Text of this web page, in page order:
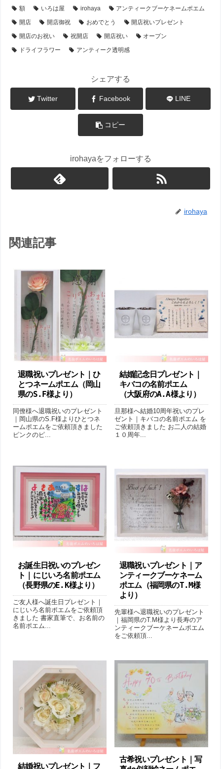
額 いろは屋 irohaya
アンティークブーケネームポエム
開店
開店御祝 おめでとう
開店祝いプレゼント
開店のお祝い
祝開店 開店祝い
オープン
ドライフラワー
アンティーク透明感
シェアする
Twitter Facebook LINE
コピー
irohayaをフォローする
irohaya
関連記事
退職祝いプレゼント｜ひ
とつネームポエム（岡山
県のS.F様より ）
同僚様へ退職祝いのプレゼント
｜岡山県のS.F様よりひとつネ
ームポエムをご依頼頂きました
ピンクのピ...
結婚記念日プレゼント｜
キバコの名前ポエム
（大阪府のA.A様より ）
旦那様へ結婚10周年祝いのプレ
ゼント｜キバコの名前ポエム を
ご依頼頂きました お二人の結婚
１０周年...
お誕生日祝いのプレゼン
ト｜にじいろ名前ポエム
（ 長野県のE.K様より ）
ご友人様へ誕生日プレゼント｜
にじいろ名前ポエムをご依頼頂
きました 書家直筆で、お名前の
名前ポエム...
退職祝いプレゼント｜ア
ンティークブーケネーム
ポエム（福岡県のT.M様
より ）
先輩様へ退職祝いのプレゼント
｜福岡県のT.M様より長寿のア
ンティークブーケネームポエム
をご依頼頂...
結婚祝いプレゼント｜フ
古希祝いプレゼント｜写